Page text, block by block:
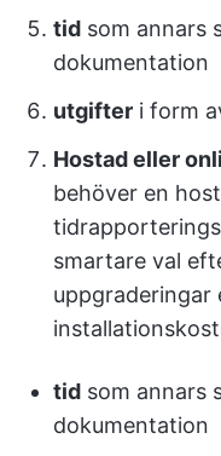
tid som annars
dokumentation
utgifter i form
Hostad eller
behöver en
smartare val
uppgraderingar
tid som annars
dokumentation